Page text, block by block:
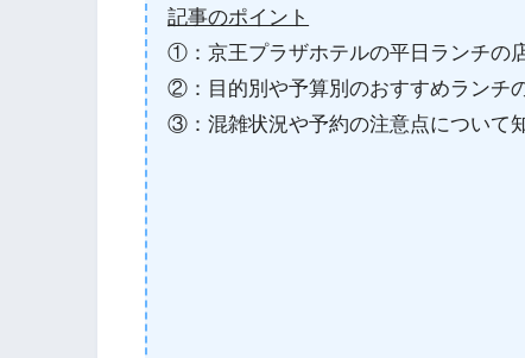
記事のポイント
①：京王プラザホテルの平日ランチの
②：目的別や予算別のおすすめランチ
③：混雑状況や予約の注意点について